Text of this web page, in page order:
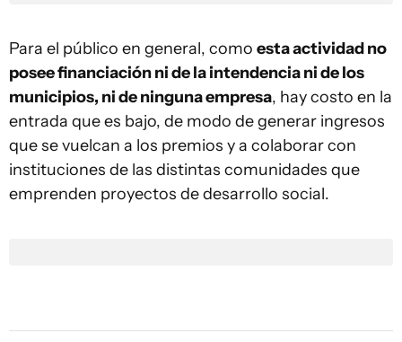
Para el público en general, como esta actividad no
posee financiación ni de la intendencia ni de los
municipios, ni de ninguna empresa, hay costo en la
entrada que es bajo, de modo de generar ingresos
que se vuelcan a los premios y a colaborar con
instituciones de las distintas comunidades que
emprenden proyectos de desarrollo social.